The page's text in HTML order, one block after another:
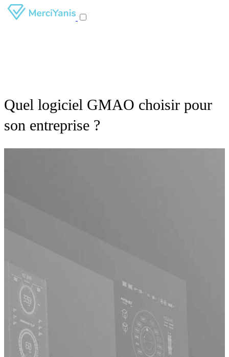
Quel logiciel GMAO choisir pour
son entreprise ?